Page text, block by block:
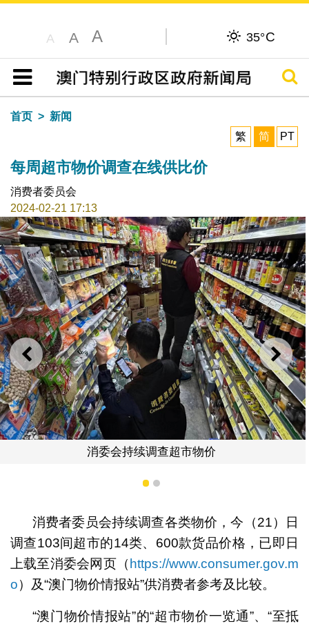
A A A 35°C
目录
搜寻
首页
新闻
繁
简 PT
每周超市物价调查在线供比价
消费者委员会
2024-02-21 17:13
上一则 下一
“澳门物价情
1 2
消费者委员会持续调查各类物价，今（21）日
调查103间超市的14类、600款货品价格，已即日
上载至消委会网页（https://www.consumer.gov.m
o）及“澳门物价情报站”供消费者参考及比较。
“澳门物价情报站”的“超市物价一览通”、“至抵